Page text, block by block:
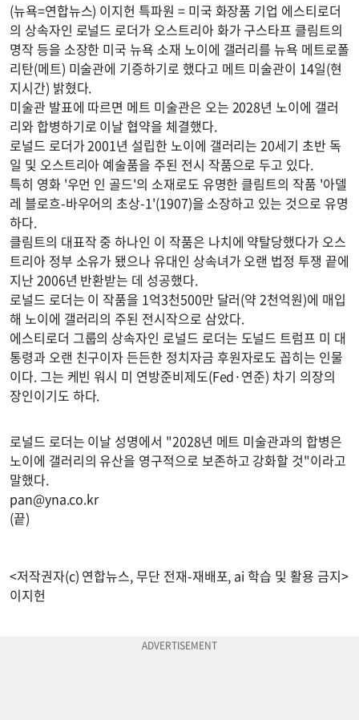
(뉴욕=연합뉴스) 이지헌 특파원 = 미국 화장품 기업 에스티로더
의 상속자인 로널드 로더가 오스트리아 화가 구스타프 클림트의
명작 등을 소장한 미국 뉴욕 소재 노이에 갤러리를 뉴욕 메트로폴
리탄(메트) 미술관에 기증하기로 했다고 메트 미술관이 14일(현
지시간) 밝혔다.
미술관 발표에 따르면 메트 미술관은 오는 2028년 노이에 갤러
리와 합병하기로 이날 협약을 체결했다.
로널드 로더가 2001년 설립한 노이에 갤러리는 20세기 초반 독
일 및 오스트리아 예술품을 주된 전시 작품으로 두고 있다.
특히 영화 '우먼 인 골드'의 소재로도 유명한 클림트의 작품 '아델
레 블로흐-바우어의 초상-1'(1907)을 소장하고 있는 것으로 유명
하다.
클림트의 대표작 중 하나인 이 작품은 나치에 약탈당했다가 오스
트리아 정부 소유가 됐으나 유대인 상속녀가 오랜 법정 투쟁 끝에
지난 2006년 반환받는 데 성공했다.
로널드 로더는 이 작품을 1억3천500만 달러(약 2천억원)에 매입
해 노이에 갤러리의 주된 전시작으로 삼았다.
에스티로더 그룹의 상속자인 로널드 로더는 도널드 트럼프 미 대
통령과 오랜 친구이자 든든한 정치자금 후원자로도 꼽히는 인물
이다. 그는 케빈 워시 미 연방준비제도(Fed·연준) 차기 의장의
장인이기도 하다.
로널드 로더는 이날 성명에서 "2028년 메트 미술관과의 합병은
노이에 갤러리의 유산을 영구적으로 보존하고 강화할 것"이라고
말했다.
pan@yna.co.kr
(끝)
<저작권자(c) 연합뉴스, 무단 전재-재배포, ai 학습 및 활용 금지>
이지헌